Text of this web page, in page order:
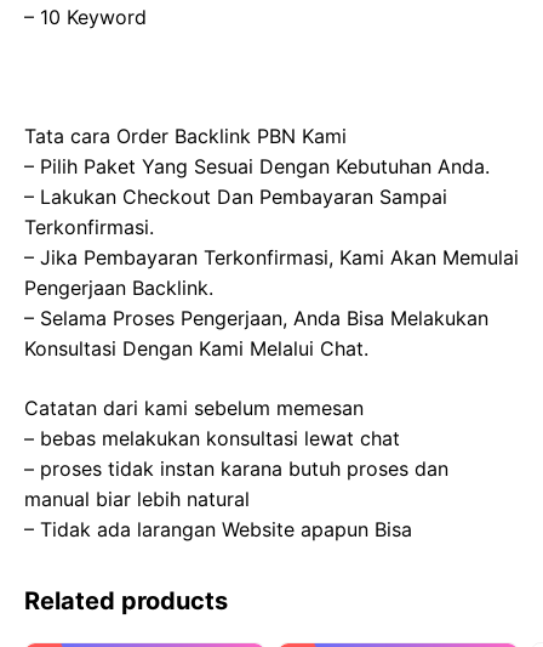
– 10 Keyword
Tata cara Order Backlink PBN Kami
– Pilih Paket Yang Sesuai Dengan Kebutuhan Anda.
– Lakukan Checkout Dan Pembayaran Sampai
Terkonfirmasi.
– Jika Pembayaran Terkonfirmasi, Kami Akan Memulai
Pengerjaan Backlink.
– Selama Proses Pengerjaan, Anda Bisa Melakukan
Konsultasi Dengan Kami Melalui Chat.
Catatan dari kami sebelum memesan
– bebas melakukan konsultasi lewat chat
– proses tidak instan karana butuh proses dan
manual biar lebih natural
– Tidak ada larangan Website apapun Bisa
Related products